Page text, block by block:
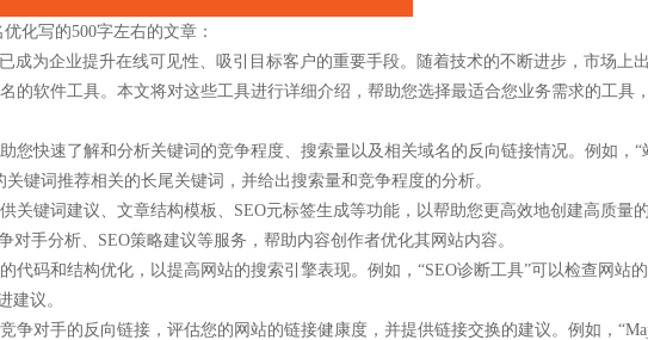
化写的500字左右的文章：
成为企业提升在线可见性、吸引目标客户的重要手段。随着技术的不断进步，市场上
的软件工具。本文将对这些工具进行详细介绍，帮助您选择最适合您业务需求的工具
您快速了解和分析关键词的竞争程度、搜索量以及相关域名的反向链接情况。例如，“
键词推荐相关的长尾关键词，并给出搜索量和竞争程度的分析。
关键词建议、文章结构模板、SEO元标签生成等功能，以帮助您更高效地创建高质量
对手分析、SEO策略建议等服务，帮助内容创作者优化其网站内容。
代码和结构优化，以提高网站的搜索引擎表现。例如，“SEO诊断工具”可以检查网站的
建议。
争对手的反向链接，评估您的网站的链接健康度，并提供链接交换的建议。例如，